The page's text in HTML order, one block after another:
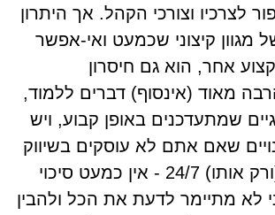
לצרכיו וצורכי הקהל. אך היתרון
מגוון קיצוני שכמעט ואי-אפשר
אחר, הוא גם חיסרון
מאוד (אינסוף) דברים ללמוד,
שמתעדכנים באופן קבוע, ויש
שאם אתם לא עוסקים בשיווק
ולא חיים אותו (ורק אותו) 24/7 - אין כמעט סיכוי
לא מתיימר לדעת את הכל ולהבין